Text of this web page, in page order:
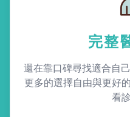
完整
還在靠口碑尋找適合自
更多的選擇自由與更好
看